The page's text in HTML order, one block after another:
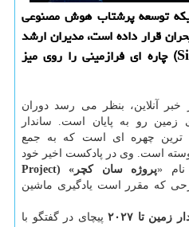
توسعه پرشتاب هوش مصنوعی
قرار داده است، مدیران ارشد
سیلیکون ولی (Silicon Valley) چاره ای فرازمینی را روی میز
آنلاین، بنظر می رسد دوران
زمین رو به پایان است. ساندار
ترین چهره ای است که به جمع
است. وی در پادکست اخیر خود
نام «
پروژه سان کچر» (Project
که مقرر است یادگیری ماشین
تا ۲۰۲۷
پیچای در گفتگو با